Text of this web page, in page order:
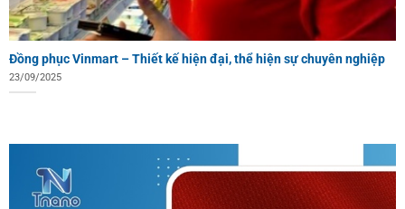
Đồng phục Vinmart – Thiết kế hiện đại, thể hiện sự chuyên nghiệp
23/09/2025